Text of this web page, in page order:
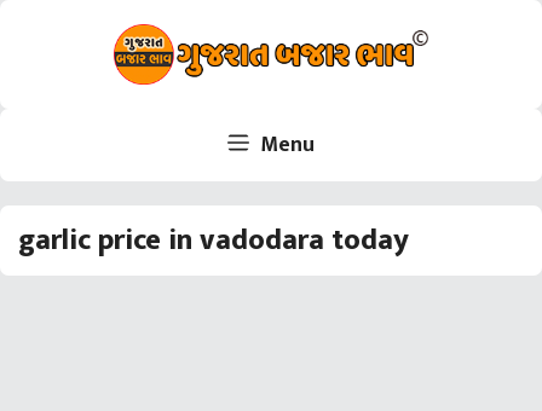
Skip
Menu
garlic price in vadodara today